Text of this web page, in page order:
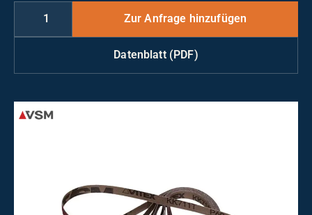
Datenblatt (PDF)